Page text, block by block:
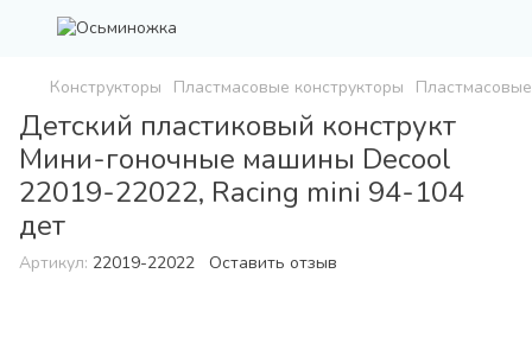
Конструкторы Пластмасовые конструкторы
Детский пластиковый конструкт
Мини-гоночные машины Decool
22019-22022, Racing mini 94-104
дет
Артикул: 22019-22022 Оставить отзыв